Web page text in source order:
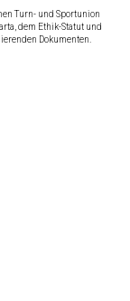
Turn- und Sportunion
dem Ethik-Statut und
Dokumenten.